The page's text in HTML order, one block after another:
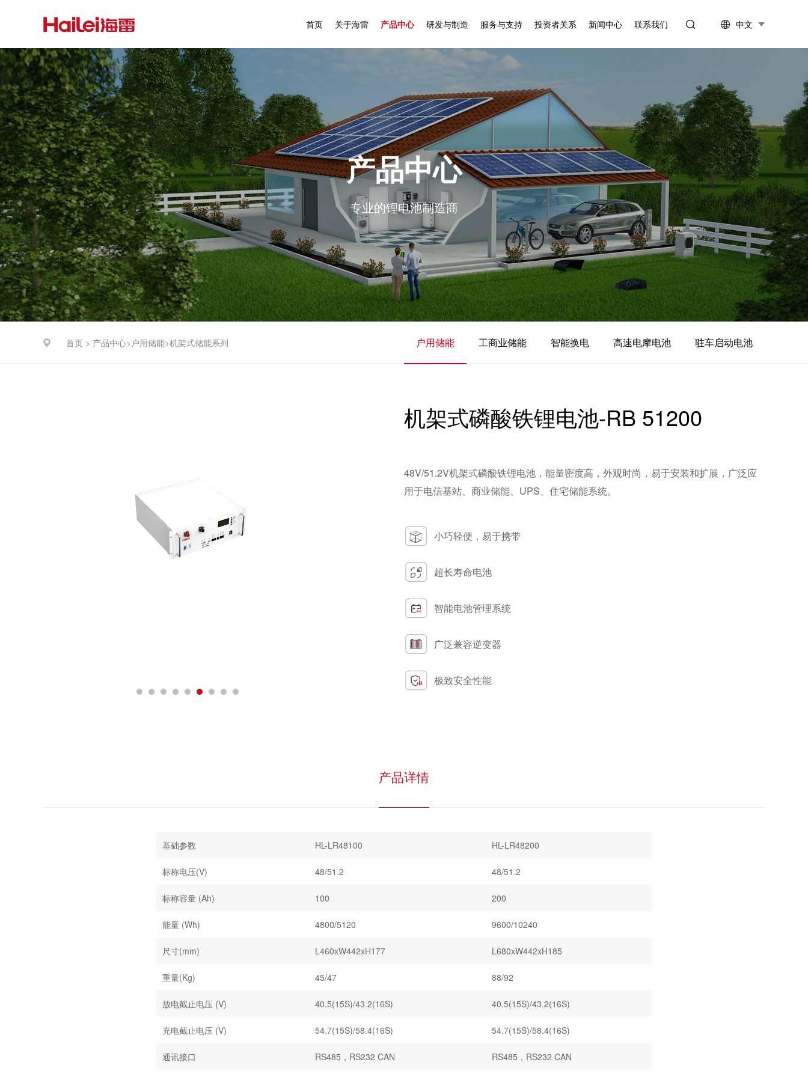
首页
产品
解决办法
安装案例
联系我们
关于海雷
企业文化
公司环境
合作伙伴
发展历程
海雷荣誉
加入海雷
产品中心
工商业储能
智能换电
高速电摩电池
驻车启动电池
研发与制造
核心技术
先进制造
质量保障
服务与支持
服务介绍
掌上监控
专业团队
资料下载
投资者关系
投资者互动
新闻中心 联系我们 中文
产品中心
专业的锂电池制造商
户用储能 工商业储能 智能换电 高速电摩电池 驻车启动电池
首页 > 产品中心> 户用储能>机架式储能系列
机架式磷酸铁锂电池-RB 51200
48V/51.2V机架式磷酸铁锂电池，能量密度高，外观时尚，易于安装和扩展，广泛应
用于电信基站、商业储能、UPS、住宅储能系统。
小巧轻便，易于携带
超长寿命电池
智能电池管理系统
广泛兼容逆变器
极致安全性能
产品详情
基础参数 HL-LR48100 HL-LR48200
标称电压(V) 48/51.2 48/51.2
标称容量 (Ah) 100 200
能量 (Wh) 4800/5120 9600/10240
尺寸(mm) L460xW442xH177 L680xW442xH185
重量(Kg) 45/47 88/92
放电截止电压 (V) 40.5(15S)/43.2(16S) 40.5(15S)/43.2(16S)
充电截止电压 (V) 54.7(15S)/58.4(16S) 54.7(15S)/58.4(16S)
通讯接口 RS485，RS232 CAN RS485，RS232 CAN